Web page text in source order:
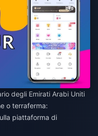
degli Emirati Arabi Uniti
o terraferma:
piattaforma di